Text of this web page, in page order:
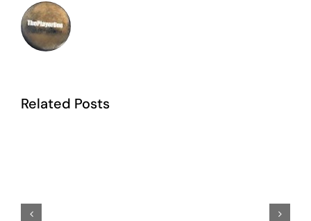
Related Posts